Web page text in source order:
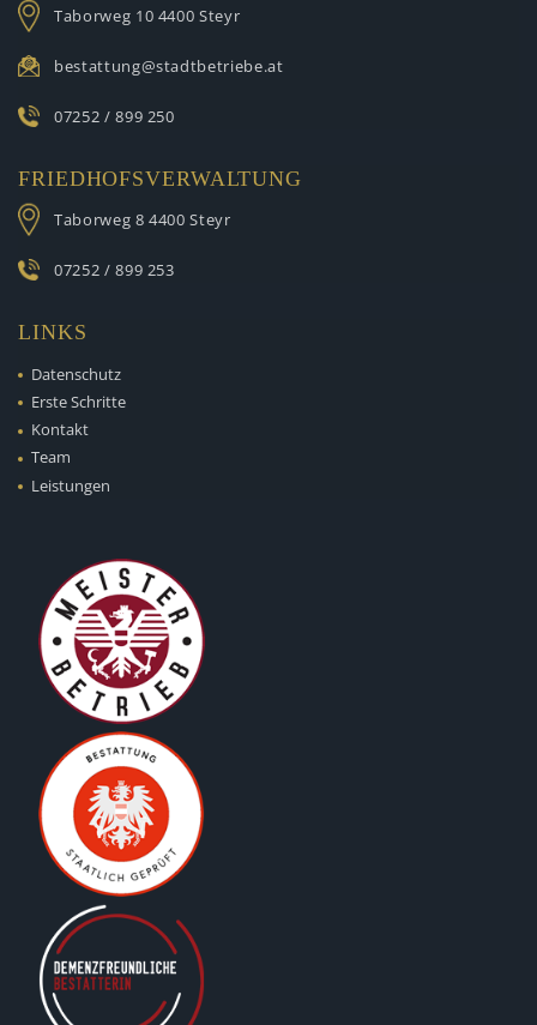
Taborweg 10 4400 Steyr
bestattung@stadtbetriebe.at
07252 / 899 250
FRIEDHOFSVERWALTUNG
Taborweg 8 4400 Steyr
07252 / 899 253
LINKS
Datenschutz
Erste Schritte
Kontakt
Team
Leistungen